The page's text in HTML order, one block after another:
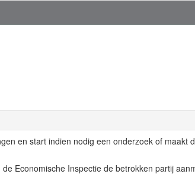
en start indien nodig een onderzoek of maakt
Economische Inspectie de betrokken partij